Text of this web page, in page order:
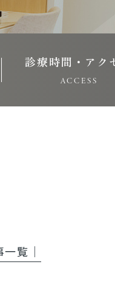
診療時間・アク
ACCESS
一覧│